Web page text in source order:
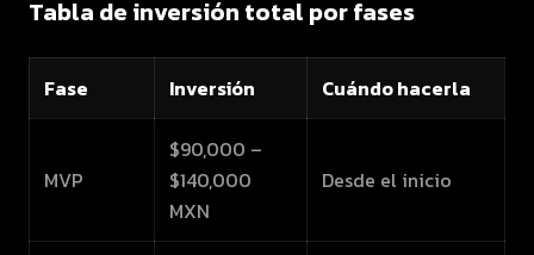
Tabla de inversión total por fases
Fase Inversión Cuándo hacerla
MVP
$90,000 –
$140,000
MXN
Desde el inicio